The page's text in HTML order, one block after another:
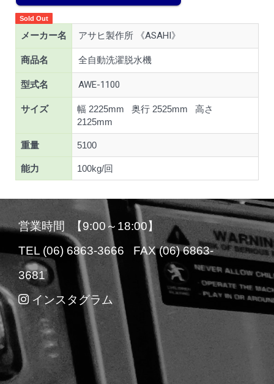
Sold Out
メーカー名 アサヒ製作所 《ASAHI》
商品名 全自動洗濯脱水機
型式名 AWE-1100
サイズ
幅 2225mm 奥行 2525mm 高さ
2125mm
重量 5100
能力 100kg/回
営業時間 【9:00～18:00】
TEL (06) 6863-3666 FAX (06) 6863-
3681
インスタグラム